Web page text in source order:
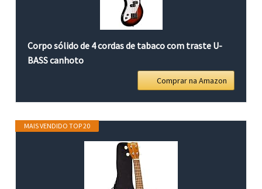
Corpo sólido de 4 cordas de tabaco com traste U-
BASS canhoto
Comprar na Amazon
MAIS VENDIDO TOP 20